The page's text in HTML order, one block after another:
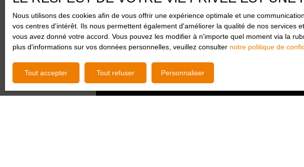
Nous utilisons des cookies afin de vous offrir une expérience optimale et une
vos centres d'intérêt. Ils nous permettent également d'améliorer la qualité de nos
vous avez donné votre accord. Vous pouvez les modifier à n'importe quel moment via la
plus d'informations sur vos données personnelles, veuillez consulter notre politique de
Tout accepter Tout refuser Personnaliser